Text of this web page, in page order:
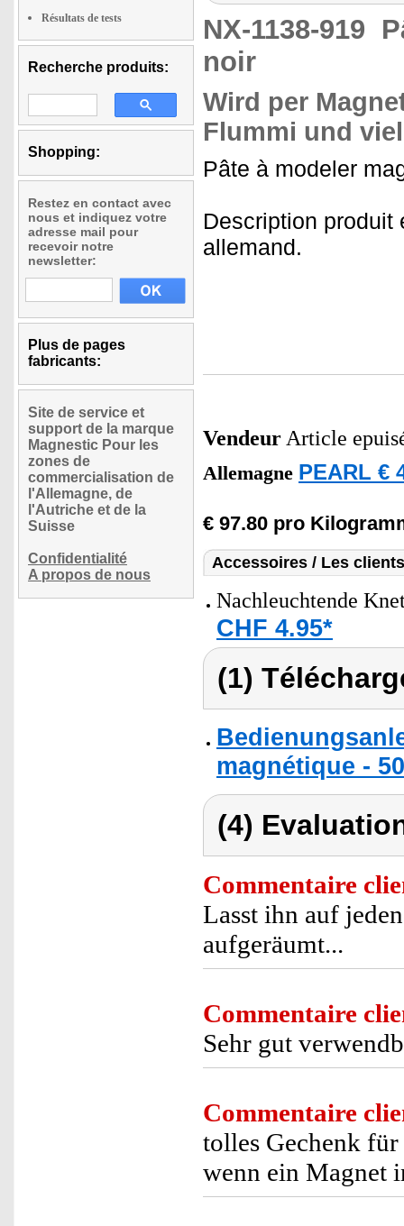
Résultats de tests
Recherche produits:
Shopping:
Restez en contact avec
nous et indiquez votre
adresse mail pour
recevoir notre
newsletter:
Plus de pages
fabricants:
Site de service et
support de la marque
Magnestic Pour les
zones de
commercialisation de
l'Allemagne, de
l'Autriche et de la
Suisse
Confidentialité
A propos de nous
NX-1138-919
noir
Wird per
Flummi und
Pâte à modeler
Description produit
allemand.
Vendeur Article
Allemagne PEARL €
€ 97.80 pro
Accessoires / Les
Nachleuchtende
CHF 4.95*
(1)
magnétique -
(4)
Commentaire
Lasst ihn auf
aufgeräumt...
Commentaire
Sehr gut
Commentaire
tolles Gechenk
wenn ein Magnet